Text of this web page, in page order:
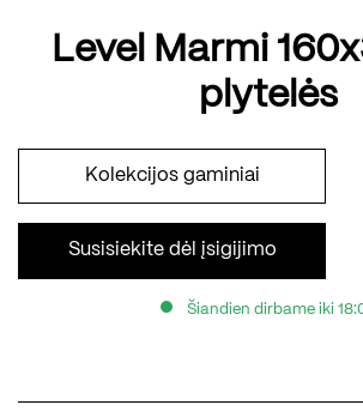
Level Marmi
plytelės
Kolekcijos gaminiai
Susisiekite dėl įsigijimo
Šiandien dirbame iki